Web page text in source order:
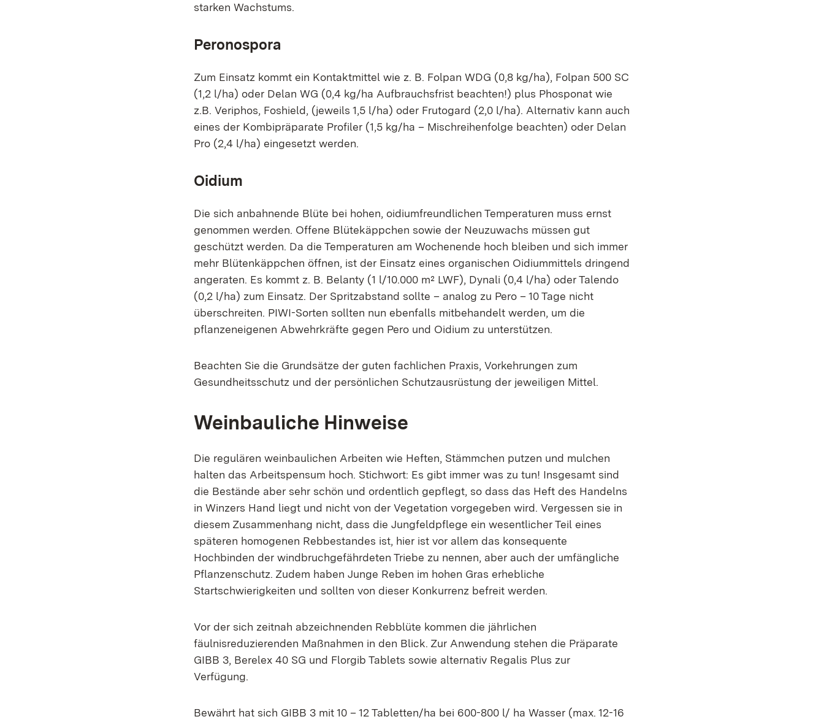
starken Wachstums.
Peronospora
Zum Einsatz kommt ein Kontaktmittel wie z. B. Folpan WDG (0,8 kg/ha), Folpan 500 SC
(1,2 l/ha) oder Delan WG (0,4 kg/ha Aufbrauchsfrist beachten!) plus Phosponat wie
z.B. Veriphos, Foshield, (jeweils 1,5 l/ha) oder Frutogard (2,0 l/ha). Alternativ kann auch
eines der Kombipräparate Profiler (1,5 kg/ha – Mischreihenfolge beachten) oder Delan
Pro (2,4 l/ha) eingesetzt werden.
Oidium
Die sich anbahnende Blüte bei hohen, oidiumfreundlichen Temperaturen muss ernst
genommen werden. Offene Blütekäppchen sowie der Neuzuwachs müssen gut
geschützt werden. Da die Temperaturen am Wochenende hoch bleiben und sich immer
mehr Blütenkäppchen öffnen, ist der Einsatz eines organischen Oidiummittels dringend
angeraten. Es kommt z. B. Belanty (1 l/10.000 m² LWF), Dynali (0,4 l/ha) oder Talendo
(0,2 l/ha) zum Einsatz. Der Spritzabstand sollte – analog zu Pero – 10 Tage nicht
überschreiten. PIWI-Sorten sollten nun ebenfalls mitbehandelt werden, um die
pflanzeneigenen Abwehrkräfte gegen Pero und Oidium zu unterstützen.
Beachten Sie die Grundsätze der guten fachlichen Praxis, Vorkehrungen zum
Gesundheitsschutz und der persönlichen Schutzausrüstung der jeweiligen Mittel.
Weinbauliche Hinweise
Die regulären weinbaulichen Arbeiten wie Heften, Stämmchen putzen und mulchen
halten das Arbeitspensum hoch. Stichwort: Es gibt immer was zu tun! Insgesamt sind
die Bestände aber sehr schön und ordentlich gepflegt, so dass das Heft des Handelns
in Winzers Hand liegt und nicht von der Vegetation vorgegeben wird. Vergessen sie in
diesem Zusammenhang nicht, dass die Jungfeldpflege ein wesentlicher Teil eines
späteren homogenen Rebbestandes ist, hier ist vor allem das konsequente
Hochbinden der windbruchgefährdeten Triebe zu nennen, aber auch der umfängliche
Pflanzenschutz. Zudem haben Junge Reben im hohen Gras erhebliche
Startschwierigkeiten und sollten von dieser Konkurrenz befreit werden.
Vor der sich zeitnah abzeichnenden Rebblüte kommen die jährlichen
fäulnisreduzierenden Maßnahmen in den Blick. Zur Anwendung stehen die Präparate
GIBB 3, Berelex 40 SG und Florgib Tablets sowie alternativ Regalis Plus zur
Verfügung.
Bewährt hat sich GIBB 3 mit 10 – 12 Tabletten/ha bei 600-800 l/ ha Wasser (max. 12-16